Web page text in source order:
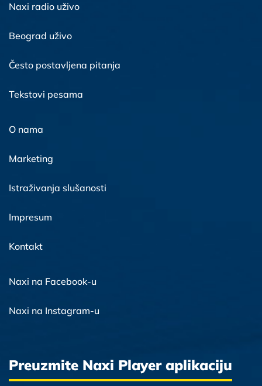
Naxi radio uživo
Beograd uživo
Često postavljena pitanja
Tekstovi pesama
O nama
Marketing
Istraživanja slušanosti
Impresum
Kontakt
Naxi na Facebook-u
Naxi na Instagram-u
Preuzmite Naxi Player aplikaciju